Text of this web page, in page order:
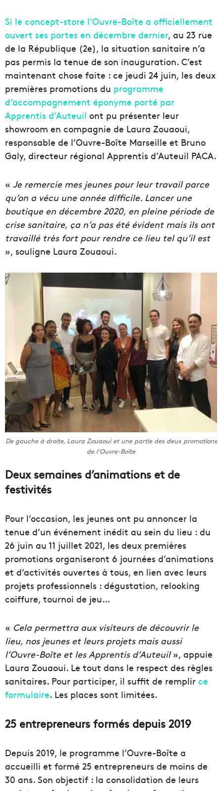
Si le concept-store l’Ouvre-Boîte a officiellement
ouvert ses portes en décembre dernier, au 23 rue
de la République (2e), la situation sanitaire n’a
pas permis la tenue de son inauguration. C’est
maintenant chose faite : ce jeudi 24 juin, les deux
premières promotions du programme
d’accompagnement éponyme porté par
Apprentis d’Auteuil ont pu présenter leur
showroom en compagnie de Laura Zouaoui,
responsable de l’Ouvre-Boîte Marseille et Bruno
Galy, directeur régional Apprentis d’Auteuil PACA.
« Je remercie mes jeunes pour leur travail parce
qu’on a vécu une année difficile. Lancer une
boutique en décembre 2020, en pleine période de
crise sanitaire, ça n’a pas été évident mais ils ont
travaillé très fort pour rendre ce lieu tel qu’il est
», souligne Laura Zouaoui.
De gauche à droite, Laura Zouaoui et une partie des deux promotions
de l’Ouvre-Boîte
Deux semaines d’animations et de
festivités
Pour l’occasion, les jeunes ont pu annoncer la
tenue d’un événement inédit au sein du lieu : du
26 juin au 11 juillet 2021, les deux premières
promotions organiseront 6 journées d’animations
et d’activités ouvertes à tous, en lien avec leurs
projets professionnels : dégustation, relooking
coiffure, tournoi de jeu…
« Cela permettra aux visiteurs de découvrir le
lieu, nos jeunes et leurs projets mais aussi
l’Ouvre-Boîte et les Apprentis d’Auteuil», appuie
Laura Zouaoui. Le tout dans le respect des règles
sanitaires. Pour participer, il suffit de remplir ce
formulaire. Les places sont limitées.
25 entrepreneurs formés depuis 2019
Depuis 2019, le programme l’Ouvre-Boîte a
accueilli et formé 25 entrepreneurs de moins de
30 ans. Son objectif : la consolidation de leurs